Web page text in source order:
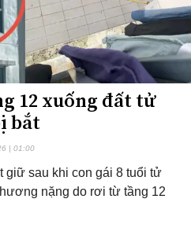
12 xuống đất tử
bắt
| 01:00
giữ sau khi con gái 8 tuổi tử
nặng do rơi từ tầng 12